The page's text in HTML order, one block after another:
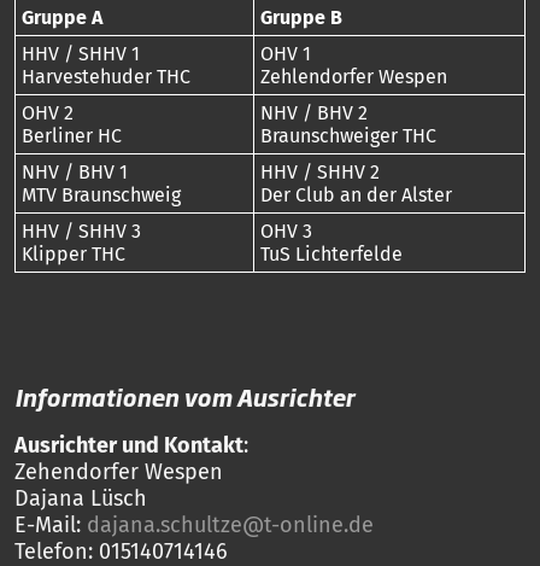
Gruppe A
Gruppe B
HHV / SHHV 1
Harvestehuder THC
OHV 1
Zehlendorfer Wespen
OHV 2
Berliner HC
NHV / BHV 2
Braunschweiger THC
NHV / BHV 1
MTV Braunschweig
HHV / SHHV 2
Der Club an der Alster
HHV / SHHV 3
Klipper THC
OHV 3
TuS Lichterfelde
Informationen vom Ausrichter
Ausrichter und Kontakt:
Zehendorfer Wespen
Dajana Lüsch
E-Mail: dajana.schultze@t-online.de
Telefon: 015140714146